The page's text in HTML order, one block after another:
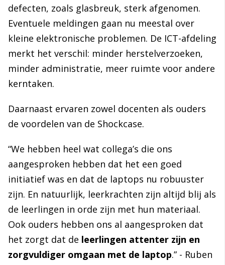
defecten, zoals glasbreuk, sterk afgenomen.
Eventuele meldingen gaan nu meestal over
kleine elektronische problemen. De ICT-afdeling
merkt het verschil: minder herstelverzoeken,
minder administratie, meer ruimte voor andere
kerntaken.
Daarnaast ervaren zowel docenten als ouders
de voordelen van de Shockcase.
“We hebben heel wat collega’s die ons
aangesproken hebben dat het een goed
initiatief was en dat de laptops nu robuuster
zijn. En natuurlijk, leerkrachten zijn altijd blij als
de leerlingen in orde zijn met hun materiaal.
Ook ouders hebben ons al aangesproken dat
het zorgt dat de leerlingen attenter zijn en
zorgvuldiger omgaan met de laptop.” - Ruben